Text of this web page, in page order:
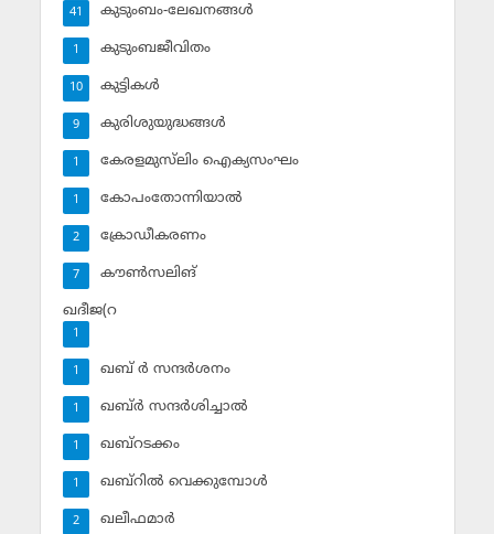
കുടുംബം-ലേഖനങ്ങള്‍
41
കുടുംബജീവിതം
1
കുട്ടികള്‍
10
കുരിശുയുദ്ധങ്ങള്‍
9
കേരളമുസ്‌ലിം ഐക്യസംഘം
1
കോപംതോന്നിയാല്‍
1
ക്രോഡീകരണം
2
കൗണ്‍സലിങ്‌
7
ഖദീജ(റ
1
ഖബ് ര്‍ സന്ദര്‍ശനം
1
ഖബ്ര്‍ സന്ദര്‍ശിച്ചാല്‍
1
ഖബ്‌റടക്കം
1
ഖബ്‌റില്‍ വെക്കുമ്പോള്‍
1
ഖലീഫമാര്‍
2